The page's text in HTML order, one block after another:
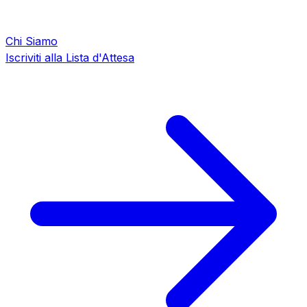
Chi Siamo
Iscriviti alla Lista d'Attesa